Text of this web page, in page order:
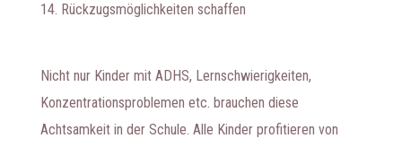
Rückzugsmöglichkeiten schaffen
Nicht nur Kinder mit ADHS, Lernschwierigkeiten,
Konzentrationsproblemen etc. brauchen diese
Achtsamkeit in der Schule. Alle Kinder profitieren von